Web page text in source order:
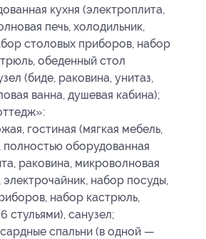
кухня (электроплита,
печь, холодильник,
столовых приборов, набор
обеденный стол
(биде, раковина, унитаз,
ванна, душевая кабина);
гостиная (мягкая мебель,
полностью оборудованная
раковина, микроволновая
электрочайник, набор посуды,
набор кастрюль,
стульями), санузел;
спальни (в одной —